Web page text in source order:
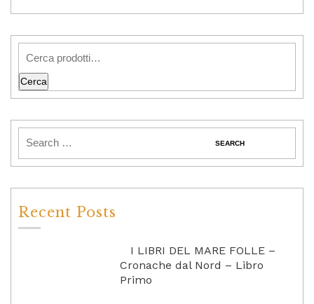
Cerca
Recent Posts
I LIBRI DEL MARE FOLLE –
Cronache dal Nord – Libro
Primo